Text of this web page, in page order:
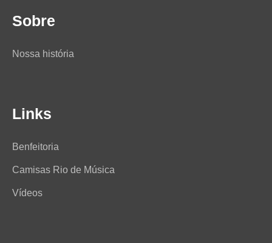
Sobre
Nossa história
Links
Benfeitoria
Camisas Rio de Música
Vídeos